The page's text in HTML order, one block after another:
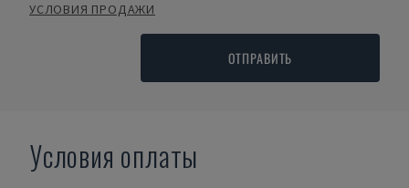
УСЛОВИЯ ПРОДАЖИ
ОТПРАВИТЬ
Условия оплаты